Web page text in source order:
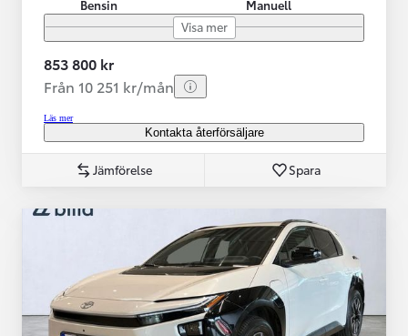
Bensin
Manuell
Visa mer
853 800 kr
Från 10 251 kr/mån
Läs mer
Kontakta återförsäljare
Jämförelse Spara